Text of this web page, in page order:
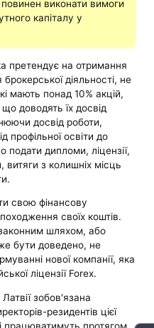
виконати вимоги
капіталу у
претендує на отримання
брокерської діяльності, не
мають понад 10% акцій,
доводять їх досвід
досвід роботи,
профільної освіти до
подати дипломи, ліцензії,
витяги з колишніх місць
свою фінансову
своїх коштів.
шляхом, або
бути доведено, не
нової компанії, яка
ліцензії Forex.
зобов'язана
резидентів цієї